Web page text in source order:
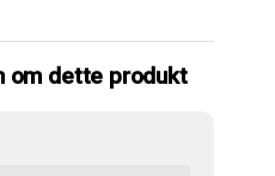
om dette produkt